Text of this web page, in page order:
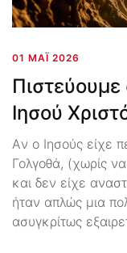
01 ΜΆΙ 2026
Ιησού
Aν ο Ιησούς είχε
Γολγοθά, (χωρίς
και δεν είχε
ήταν απλώς μια
ασυγκρίτως